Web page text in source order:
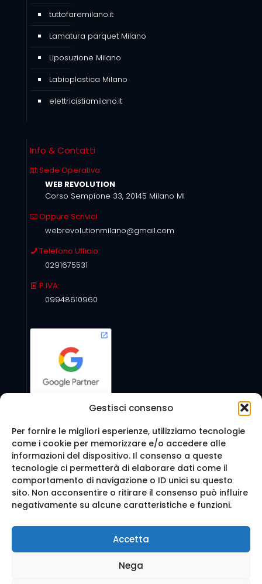
Gestisci consenso
Per fornire le migliori esperienze, utilizziamo tecnologie
come i cookie per memorizzare e/o accedere alle
informazioni del dispositivo. Il consenso a queste
tecnologie ci permetterà di elaborare dati come il
comportamento di navigazione o ID unici su questo
sito. Non acconsentire o ritirare il consenso può influire
negativamente su alcune caratteristiche e funzioni.
Accetta
Nega
tuttofaremilano.it
Lamatura parquet Milano
Liposuzione Milano
Labioplastica Milano
elettricistiamilano.it
Info & Contatti
Sede Operativa:
WEB REVOLUTION
Corso Sempione 33, 20145 Milano MI
Oppure Scrivici
webrevolutionmilano@gmail.com
Telefono Ufficio:
0291675531
P.IVA:
09948610960
Seguici anche su:
© 2016 Web Agency Milano - WEB REVOLUTION MILANO
SRLS. All Rights Reserved.
enzia Web Milano